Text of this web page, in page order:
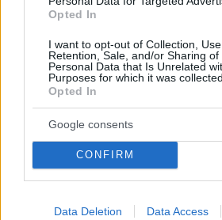
Opted In
I want to opt-out of Collection, Use,
Retention, Sale, and/or Sharing of
Personal Data that Is Unrelated
Purposes for which it was collected.
Opted In
Google consents
CONFIRM
Data Deletion Data Access
Hirdetés